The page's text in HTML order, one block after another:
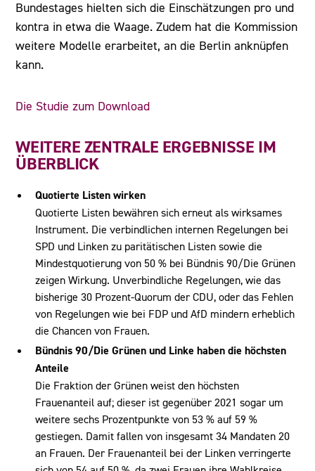
Bundestages hielten sich die Einschätzungen pro und
kontra in etwa die Waage. Zudem hat die Kommission
weitere Modelle erarbeitet, an die Berlin anknüpfen
kann.
Die Studie zum Download
WEITERE ZENTRALE ERGEBNISSE IM
ÜBERBLICK
Quotierte Listen wirken
Quotierte Listen bewähren sich erneut als wirksames
Instrument. Die verbindlichen internen Regelungen bei
SPD und Linken zu paritätischen Listen sowie die
Mindestquotierung von 50 % bei Bündnis 90/Die Grünen
zeigen Wirkung. Unverbindliche Regelungen, wie das
bisherige 30 Prozent-Quorum der CDU, oder das Fehlen
von Regelungen wie bei FDP und AfD mindern erheblich
die Chancen von Frauen.
Bündnis 90/Die Grünen und Linke haben die höchsten
Anteile
Die Fraktion der Grünen weist den höchsten
Frauenanteil auf; dieser ist gegenüber 2021 sogar um
weitere sechs Prozentpunkte von 53 % auf 59 %
gestiegen. Damit fallen von insgesamt 34 Mandaten 20
an Frauen. Der Frauenanteil bei der Linken verringerte